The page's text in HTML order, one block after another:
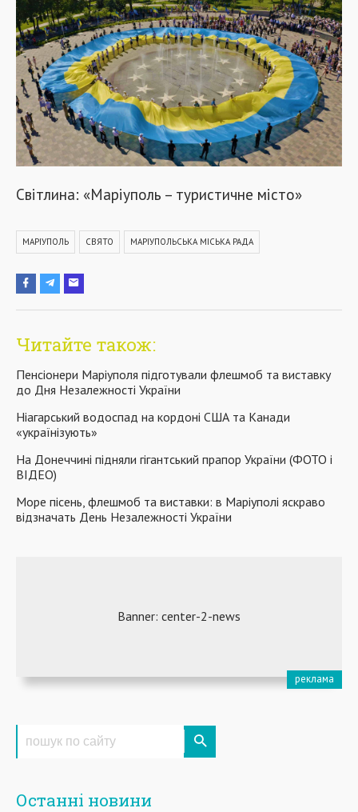
Світлина: «Маріуполь – туристичне місто»
МАРІУПОЛЬ СВЯТО МАРІУПОЛЬСЬКА МІСЬКА РАДА
Читайте також:
Пенсіонери Маріуполя підготували флешмоб та виставку
до Дня Незалежності України
Ніагарський водоспад на кордоні США та Канади
«українізують»
На Донеччині підняли гігантський прапор України (ФОТО і
ВІДЕО)
Море пісень, флешмоб та виставки: в Маріуполі яскраво
відзначать День Незалежності України
Останні новини